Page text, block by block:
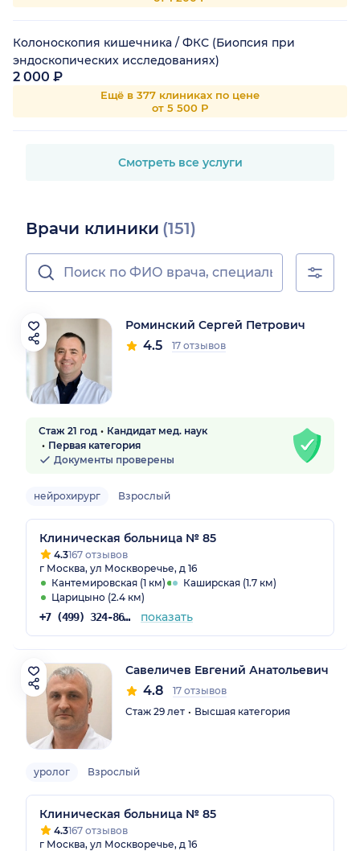
Колоноскопия кишечника / ФКС (Биопсия при
эндоскопических исследованиях)
2 000 ₽
Ещё в 377 клиниках по цене
от 5 500 Р
Смотреть все услуги
Врачи клиники (151)
Роминский Сергей Петрович
4.5 17 отзывов
Стаж 21 год
Кандидат мед. наук
Первая категория
Документы проверены
нейрохирург Взрослый
Клиническая больница № 85
4.3167 отзывов
г Москва, ул Москворечье, д 16
Кантемировская (1 км)
Каширская (1.7 км)
Царицыно (2.4 км)
+7 (499) 324-86-56 показать
Савеличев Евгений Анатольевич
4.8
17 отзывов
Стаж 29 лет
Высшая категория
уролог Взрослый
Клиническая больница № 85
4.3167 отзывов
г Москва, ул Москворечье, д 16